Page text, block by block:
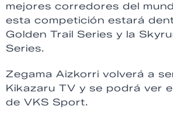
mejores corredores del
esta competición estará
Golden Trail Series y la
Series.
Zegama Aizkorri volverá a
Kikazaru TV y se podrá ver
de VKS Sport.